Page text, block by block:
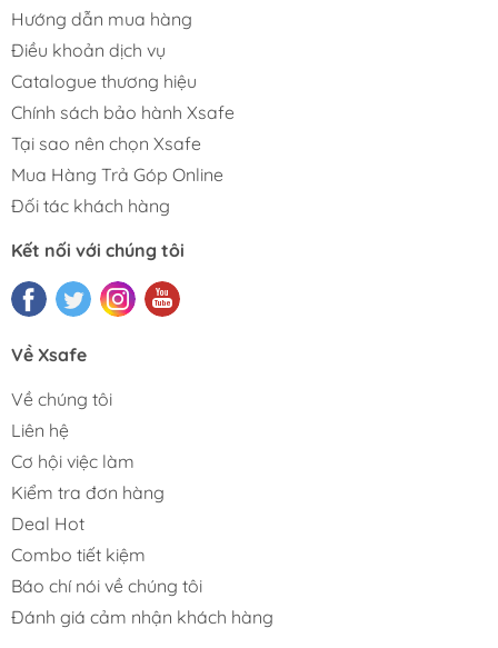
Hướng dẫn mua hàng
Điều khoản dịch vụ
Catalogue thương hiệu
Chính sách bảo hành Xsafe
Tại sao nên chọn Xsafe
Mua Hàng Trả Góp Online
Đối tác khách hàng
Kết nối với chúng tôi
Về Xsafe
Về chúng tôi
Liên hệ
Cơ hội việc làm
Kiểm tra đơn hàng
Deal Hot
Combo tiết kiệm
Báo chí nói về chúng tôi
Đánh giá cảm nhận khách hàng